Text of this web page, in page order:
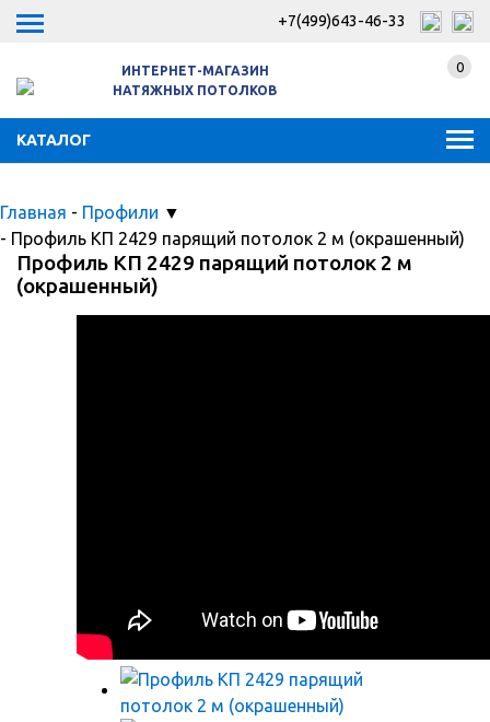
+7(499)643-46-33
ИНТЕРНЕТ-МАГАЗИН
НАТЯЖНЫХ ПОТОЛКОВ
КАТАЛОГ
0
Главная - Профили ▼
- Профиль КП 2429 парящий потолок 2 м (окрашенный)
Профиль КП 2429 парящий потолок 2 м
(окрашенный)